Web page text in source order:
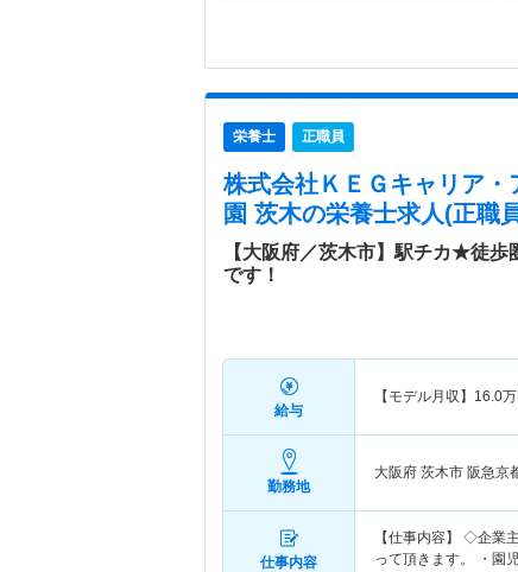
栄養士 正職員
株式会社ＫＥＧキャリア
園 茨木の栄養士求人(正職
【大阪府／茨木市】駅チカ★徒
です！
給与
【モデル月収】 16.0
勤務地
大阪府 茨木市 阪急京
仕事内容
【仕事内容】 ◇企業
って頂きます。 ・園